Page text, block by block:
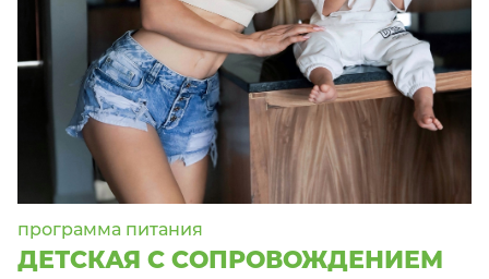
программа питания
ДЕТСКАЯ С СОПРОВОЖДЕНИЕМ